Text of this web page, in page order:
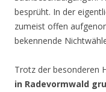
besprüht. In der
zumeist offen
bekennende
Trotz der besonderen
in Radevormwald